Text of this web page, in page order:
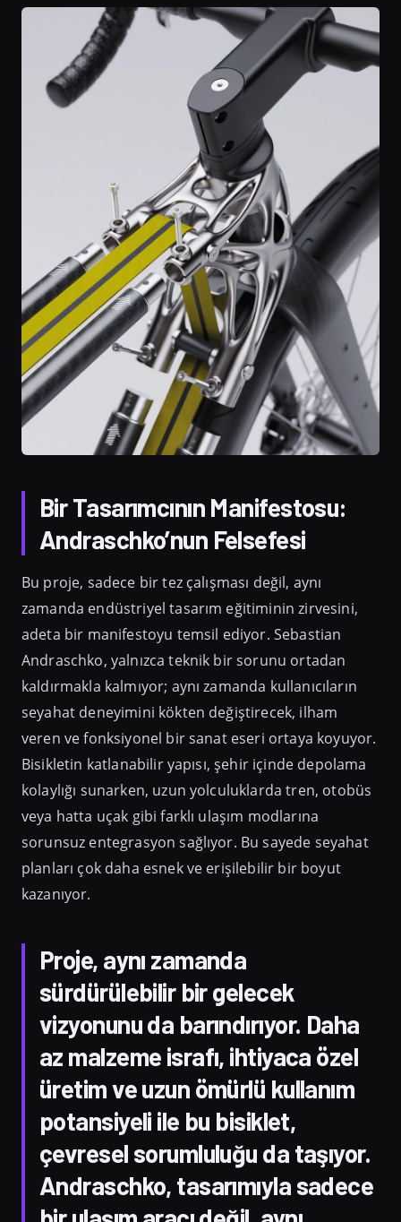
Bir Tasarımcının Manifestosu:
Andraschko’nun Felsefesi
Bu proje, sadece bir tez çalışması değil, aynı
zamanda endüstriyel tasarım eğitiminin zirvesini,
adeta bir manifestoyu temsil ediyor. Sebastian
Andraschko, yalnızca teknik bir sorunu ortadan
kaldırmakla kalmıyor; aynı zamanda kullanıcıların
seyahat deneyimini kökten değiştirecek, ilham
veren ve fonksiyonel bir sanat eseri ortaya koyuyor.
Bisikletin katlanabilir yapısı, şehir içinde depolama
kolaylığı sunarken, uzun yolculuklarda tren, otobüs
veya hatta uçak gibi farklı ulaşım modlarına
sorunsuz entegrasyon sağlıyor. Bu sayede seyahat
planları çok daha esnek ve erişilebilir bir boyut
kazanıyor.
Proje, aynı zamanda
sürdürülebilir bir gelecek
vizyonunu da barındırıyor. Daha
az malzeme israfı, ihtiyaca özel
üretim ve uzun ömürlü kullanım
potansiyeli ile bu bisiklet,
çevresel sorumluluğu da taşıyor.
Andraschko, tasarımıyla sadece